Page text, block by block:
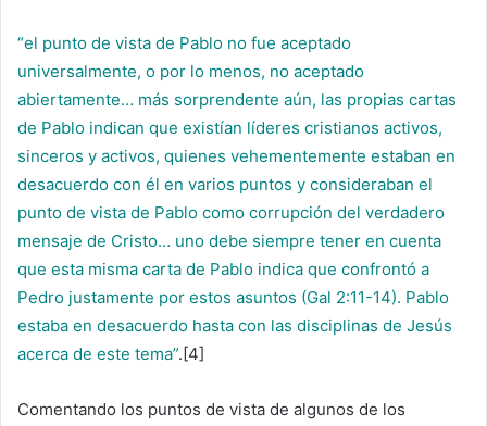
“el punto de vista de Pablo no fue aceptado
universalmente, o por lo menos, no aceptado
abiertamente… más sorprendente aún, las propias cartas
de Pablo indican que existían líderes cristianos activos,
sinceros y activos, quienes vehementemente estaban en
desacuerdo con él en varios puntos y consideraban el
punto de vista de Pablo como corrupción del verdadero
mensaje de Cristo… uno debe siempre tener en cuenta
que esta misma carta de Pablo indica que confrontó a
Pedro justamente por estos asuntos (Gal 2:11-14). Pablo
estaba en desacuerdo hasta con las disciplinas de Jesús
acerca de este tema”.[4]
Comentando los puntos de vista de algunos de los